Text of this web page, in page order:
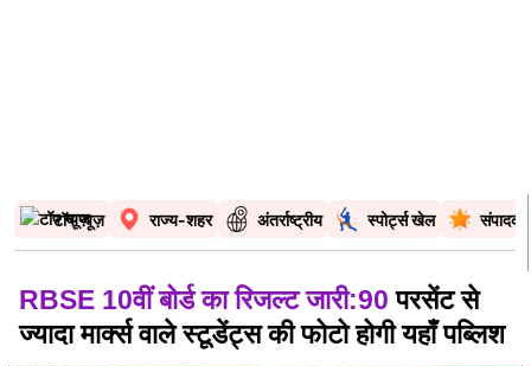
टॉप न्यूज़ राज्य-शहर अंतर्राष्ट्रीय स्पोर्ट्स खेल
RBSE 10वीं बोर्ड का रिजल्ट जारी:90 परसेंट से
ज्यादा मार्क्स वाले स्टूडेंट्स की फोटो होगी यहाँ पब्लिश